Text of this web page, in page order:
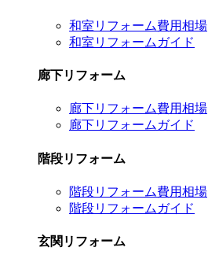
和室リフォーム費用相場
和室リフォームガイド
廊下リフォーム
廊下リフォーム費用相場
廊下リフォームガイド
階段リフォーム
階段リフォーム費用相場
階段リフォームガイド
玄関リフォーム